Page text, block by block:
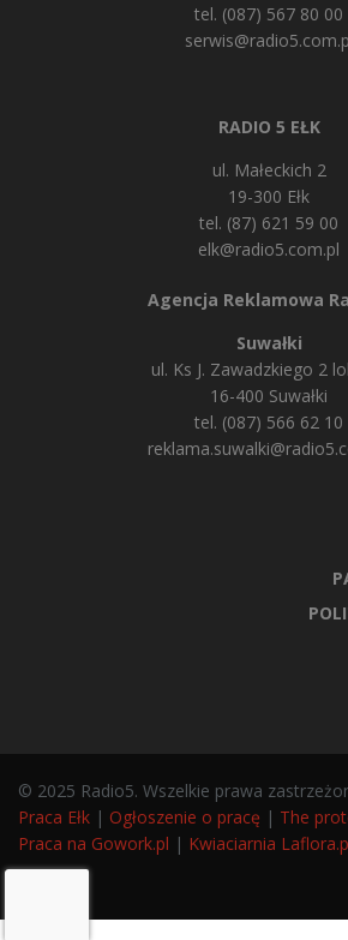
tel. (087) 567 80 00
RADIO 5 EŁK
ul. Małeckich 2
19-300 Ełk
tel. (87) 621 59 00
elk@radio5.com.pl
Agencja Reklamowa
Suwałki
ul. Ks J. Zawadzkiego 2
16-400 Suwałki
tel. (087) 566 62 10
© 2025 Radio5. Wszelkie prawa
Praca Ełk | Ogłoszenie o pracę | The
Praca na Gowork.pl | Kwiaciarnia